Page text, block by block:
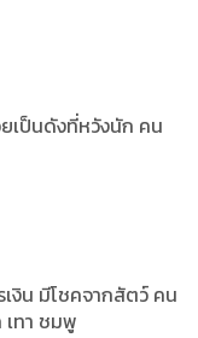
เป็นดังที่หวังนัก คน
งิน มีโชคจากสัตว์ คน
เทา ชมพู